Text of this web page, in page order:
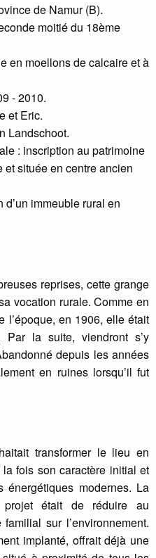
de Namur (B).
moitié du 18ème
en moellons de calcaire et à
- 2010.
et Eric.
Landschoot.
: inscription au patrimoine
située en centre ancien
d’un immeuble rural en
reprises, cette grange
vocation rurale. Comme en
l’époque, en 1906, elle était
Par la suite, viendront s’y
depuis les années
en ruines lorsqu’il fut
transformer le lieu en
fois son caractère initial et
modernes. La
était de réduire au
sur l’environnement.
implanté, offrait déjà une